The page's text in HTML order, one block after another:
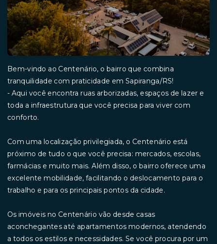
Bem-vindo ao Centenário, o bairro que combina
tranquilidade com praticidade em Sapiranga/RS!
- Aqui você encontra ruas arborizadas, espaços de lazer e
toda a infraestrutura que você precisa para viver com
conforto.
Com uma localização privilegiada, o Centenário está
próximo de tudo o que você precisa: mercados, escolas,
farmácias e muito mais. Além disso, o bairro oferece uma
excelente mobilidade, facilitando o deslocamento para o
trabalho e para os principais pontos da cidade.
Os imóveis no Centenário vão desde casas
aconchegantes até apartamentos modernos, atendendo
a todos os estilos e necessidades. Se você procura por um